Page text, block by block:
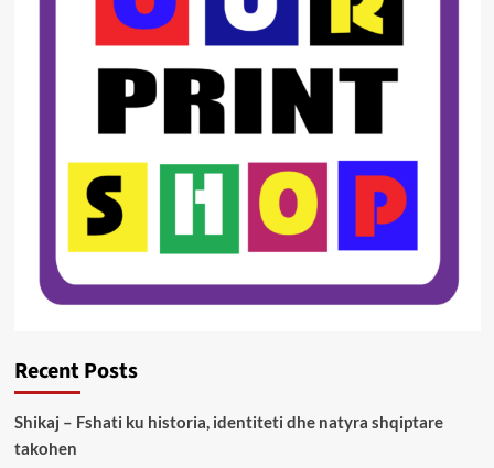
Recent Posts
Shikaj – Fshati ku historia, identiteti dhe natyra shqiptare
takohen